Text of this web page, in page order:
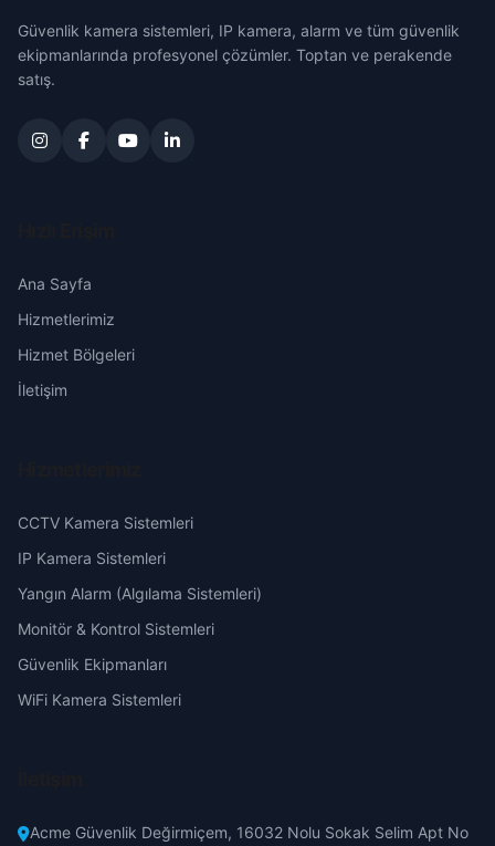
Denizli
Edirne
Erzurum
Hakkari
Isparta
İzmir
Kahramankazan
Mamak
Nallıhan
Sincan
Yenimahalle
Çakıl
Ergin
Kartaltepe
Sırapınar
Sugüzel
Uzunlar
Güvenlik kamera sistemleri, IP kamera, alarm ve tüm güvenlik
ekipmanlarında profesyonel çözümler. Toptan ve perakende
satış.
Ana Sayfa
Hizmetlerimiz
Hizmet Bölgeleri
İletişim
CCTV Kamera Sistemleri
IP Kamera Sistemleri
Yangın Alarm (Algılama Sistemleri)
Monitör & Kontrol Sistemleri
Güvenlik Ekipmanları
WiFi Kamera Sistemleri
Acme Güvenlik Değirmiçem, 16032 Nolu Sokak Selim Apt No